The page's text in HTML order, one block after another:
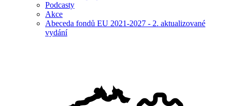
Podcasty
Akce
Abeceda fondů EU 2021-2027 - 2. aktualizované
vydání